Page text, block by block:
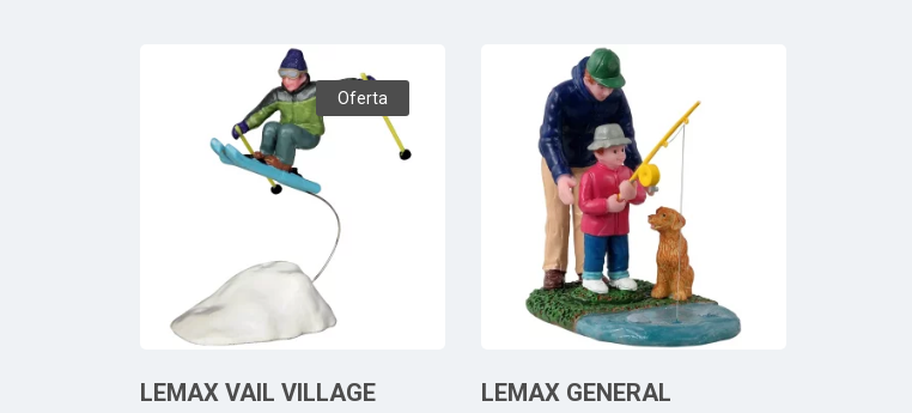
Oferta
LEMAX VAIL VILLAGE
LEMAX GENERAL